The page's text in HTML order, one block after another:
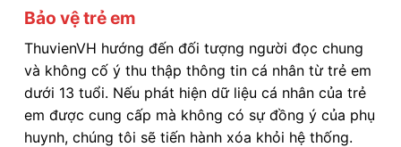
Bảo vệ trẻ em
ThuvienVH hướng đến đối tượng người đọc chung
và không cố ý thu thập thông tin cá nhân từ trẻ em
dưới 13 tuổi. Nếu phát hiện dữ liệu cá nhân của trẻ
em được cung cấp mà không có sự đồng ý của phụ
huynh, chúng tôi sẽ tiến hành xóa khỏi hệ thống.